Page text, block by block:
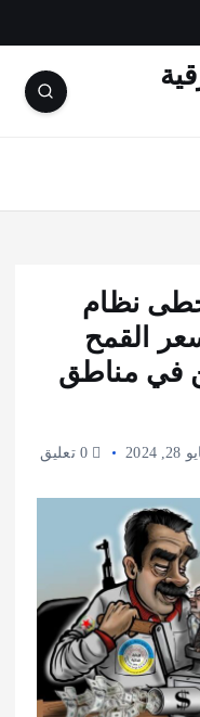
نظام
القمح
في مناطق
2024 0 تعليق